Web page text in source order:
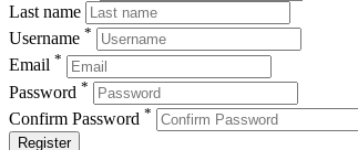
Last name
Username *
Email *
Password *
Confirm Password *
Register